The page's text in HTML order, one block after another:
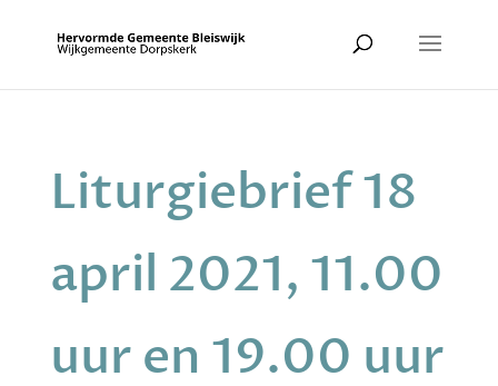
Liturgiebrief 18
april 2021, 11.00
uur en 19.00 uur